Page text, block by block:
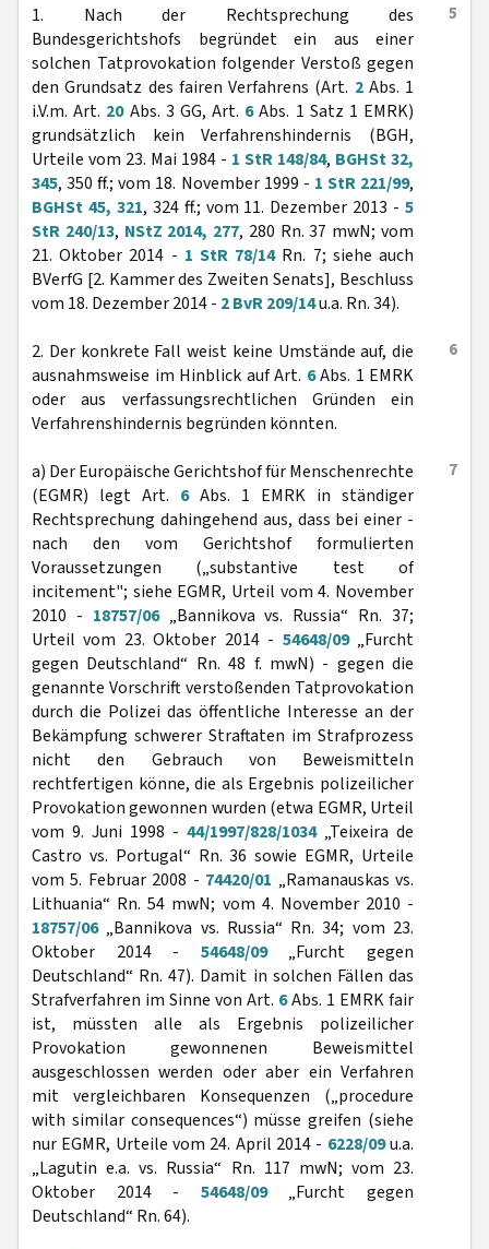
5
1. Nach der Rechtsprechung des
Bundesgerichtshofs begründet ein aus einer
solchen Tatprovokation folgender Verstoß gegen
den Grundsatz des fairen Verfahrens (Art. 2Abs. 1
i.V.m. Art. 20Abs. 3 GG, Art. 6Abs. 1 Satz 1 EMRK)
grundsätzlich kein Verfahrenshindernis (BGH,
Urteile vom 23. Mai 1984 - 1 StR 148/84, BGHSt 32,
345, 350 ff.; vom 18. November 1999 - 1 StR 221/99,
BGHSt 45, 321, 324 ff.; vom 11. Dezember 2013 -5
StR 240/13, NStZ 2014, 277, 280 Rn. 37 mwN; vom
21. Oktober 2014 - 1 StR 78/14Rn. 7; siehe auch
BVerfG [2. Kammer des Zweiten Senats], Beschluss
vom 18. Dezember 2014 - 2 BvR 209/14u.a. Rn. 34).
6
2. Der konkrete Fall weist keine Umstände auf, die
ausnahmsweise im Hinblick auf Art. 6Abs. 1 EMRK
oder aus verfassungsrechtlichen Gründen ein
Verfahrenshindernis begründen könnten.
7
a) Der Europäische Gerichtshof für Menschenrechte
(EGMR) legt Art. 6Abs. 1 EMRK in ständiger
Rechtsprechung dahingehend aus, dass bei einer -
nach den vom Gerichtshof formulierten
Voraussetzungen („substantive test of
incitement"; siehe EGMR, Urteil vom 4. November
2010 - 18757/06„Bannikova vs. Russia“ Rn. 37;
Urteil vom 23. Oktober 2014 - 54648/09„Furcht
gegen Deutschland“ Rn. 48 f. mwN) - gegen die
genannte Vorschrift verstoßenden Tatprovokation
durch die Polizei das öffentliche Interesse an der
Bekämpfung schwerer Straftaten im Strafprozess
nicht den Gebrauch von Beweismitteln
rechtfertigen könne, die als Ergebnis polizeilicher
Provokation gewonnen wurden (etwa EGMR, Urteil
vom 9. Juni 1998 - 44/1997/828/1034„Teixeira de
Castro vs. Portugal“ Rn. 36 sowie EGMR, Urteile
vom 5. Februar 2008 - 74420/01 „Ramanauskas vs.
Lithuania“ Rn. 54 mwN; vom 4. November 2010 -
18757/06„Bannikova vs. Russia“ Rn. 34; vom 23.
Oktober 2014 - 54648/09„Furcht gegen
Deutschland“ Rn. 47). Damit in solchen Fällen das
Strafverfahren im Sinne von Art. 6Abs. 1 EMRK fair
ist, müssten alle als Ergebnis polizeilicher
Provokation gewonnenen Beweismittel
ausgeschlossen werden oder aber ein Verfahren
mit vergleichbaren Konsequenzen („procedure
with similar consequences“) müsse greifen (siehe
nur EGMR, Urteile vom 24. April 2014 - 6228/09u.a.
„Lagutin e.a. vs. Russia“ Rn. 117 mwN; vom 23.
Oktober 2014 - 54648/09„Furcht gegen
Deutschland“ Rn. 64).